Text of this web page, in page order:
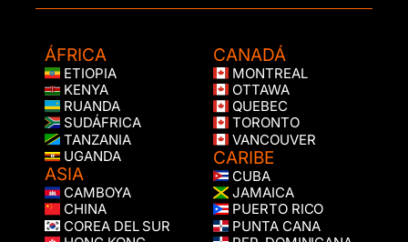
ÁFRICA
ETIOPIA
KENYA
RUANDA
SUDÁFRICA
TANZANIA
UGANDA
ASIA
CAMBOYA
CHINA
COREA DEL SUR
CANADÁ
MONTREAL
OTTAWA
QUEBEC
TORONTO
VANCOUVER
CARIBE
CUBA
JAMAICA
PUERTO RICO
PUNTA CANA